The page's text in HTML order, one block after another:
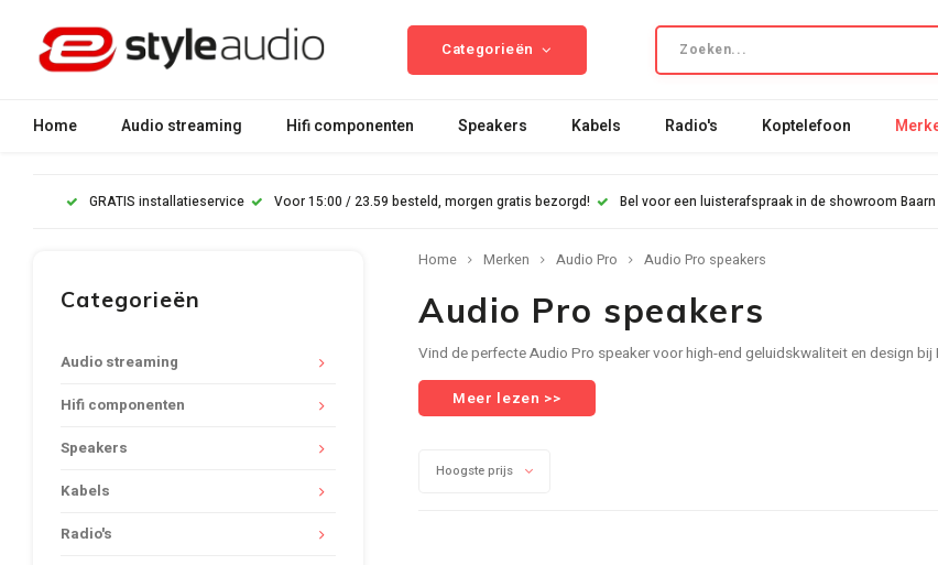
Categorieën
Home Audio streaming Hifi componenten Speakers Kabels Radio's Koptelefoon
GRATIS installatieservice Voor 15:00 / 23.59 besteld, morgen gratis bezorgd! Bel voor een luisterafspraak in de showroom Baarn
Categorieën
Audio streaming
Hifi componenten
Speakers
Kabels
Radio's
Home Merken Audio Pro Audio Pro speakers
Audio Pro speakers
Vind de perfecte Audio Pro speaker voor high-end geluidskwaliteit en design
Meer lezen >>
Hoogste prijs